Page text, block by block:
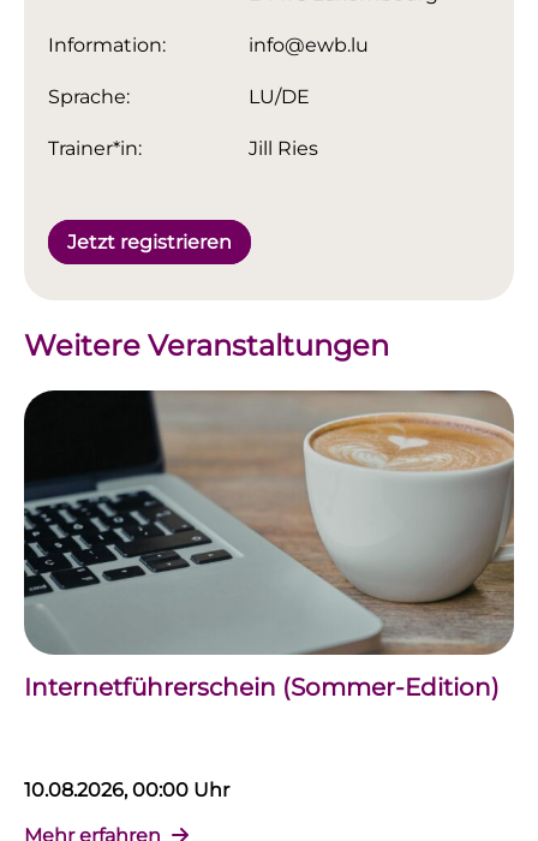
Information: info@ewb.lu
Sprache: LU/DE
Trainer*in: Jill Ries
Jetzt registrieren
Weitere Veranstaltungen
Internetführerschein (Sommer-Edition)
10.08.2026, 00:00 Uhr
Mehr erfahren